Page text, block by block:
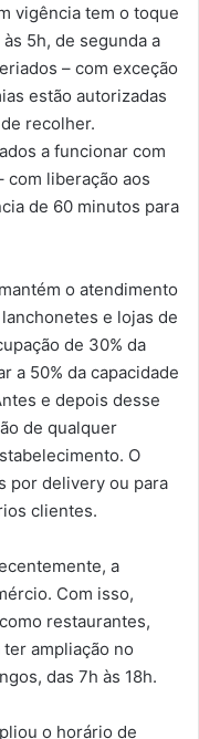
vigência tem o toque
5h, de segunda a
– com exceção
estão autorizadas
recolher.
a funcionar com
com liberação aos
de 60 minutos para
o atendimento
e lojas de
de 30% da
a 50% da capacidade
e depois desse
de qualquer
O
por delivery ou para
clientes.
a
Com isso,
restaurantes,
ampliação no
das 7h às 18h.
o horário de